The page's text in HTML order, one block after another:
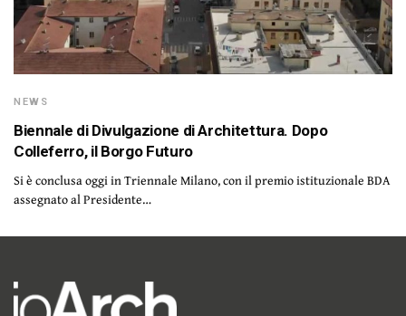
NEWS
Biennale di Divulgazione di Architettura. Dopo
Colleferro, il Borgo Futuro
Si è conclusa oggi in Triennale Milano, con il premio istituzionale BDA
assegnato al Presidente…